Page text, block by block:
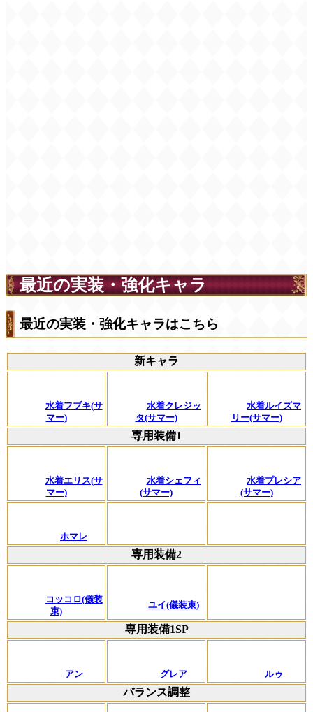
最近の実装・強化キャラ
最近の実装・強化キャラはこちら
新キャラ
水着フブキ(サ
マー)
水着クレジッ
タ(サマー)
水着ルイズマ
リー(サマー)
専用装備1
水着エリス(サ
マー)
水着シェフィ
(サマー)
水着プレシア
(サマー)
ホマレ
専用装備2
コッコロ(儀装
束)
ユイ(儀装束)
専用装備1SP
アン グレア ルゥ
バランス調整